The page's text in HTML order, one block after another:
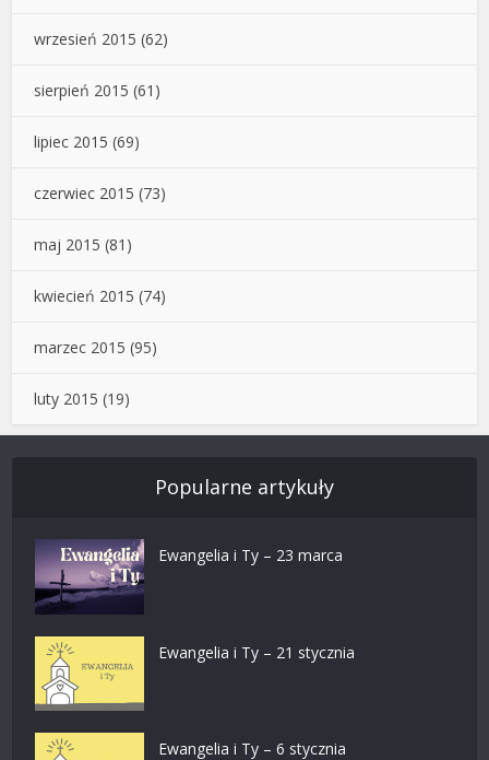
wrzesień 2015 (62)
sierpień 2015 (61)
lipiec 2015 (69)
czerwiec 2015 (73)
maj 2015 (81)
kwiecień 2015 (74)
marzec 2015 (95)
luty 2015 (19)
Popularne artykuły
Ewangelia i Ty – 23 marca
Ewangelia i Ty – 21 stycznia
Ewangelia i Ty – 6 stycznia